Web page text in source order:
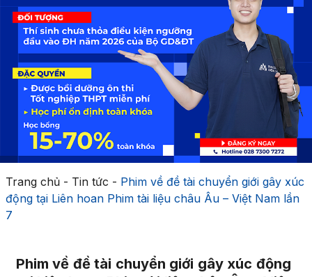
Trang chủ- Tin tức - Phim về đề tài chuyển giới gây xúc
động tại Liên hoan Phim tài liệu châu Âu – Việt Nam lần
7
Phim về đề tài chuyển giới gây xúc động